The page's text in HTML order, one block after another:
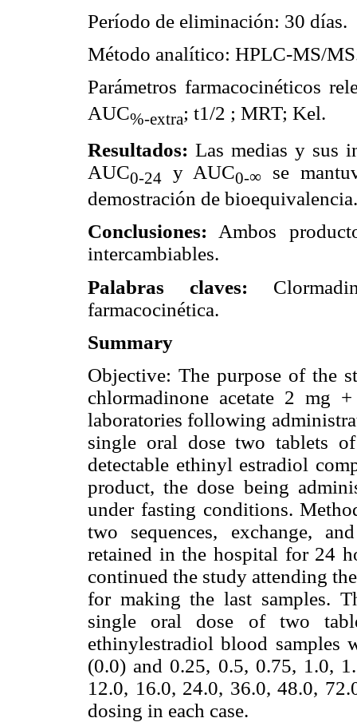
Período de eliminación: 30 días.
Método analítico: HPLC-MS/
Parámetros farmacocinéticos
AUC%-extra; t1/2 ; MRT; Kel.
Resultados: Las medias y sus
AUC0-24 y AUC0-∞ se
demostración de bioequivalencia.
Conclusiones: Ambos
intercambiables.
Palabras claves:
farmacocinética.
Summary
Objective: The purpose of the
chlormadinone acetate 2 mg
laboratories following
single oral dose two tablets
detectable ethinyl estradiol
product, the dose being
under fasting conditions.
two sequences, exchange,
retained in the hospital for 24
continued the study attending
for making the last samples.
single oral dose of two
ethinylestradiol blood samples
(0.0) and 0.25, 0.5, 0.75, 1.0,
12.0, 16.0, 24.0, 36.0, 48.0,
dosing in each case.